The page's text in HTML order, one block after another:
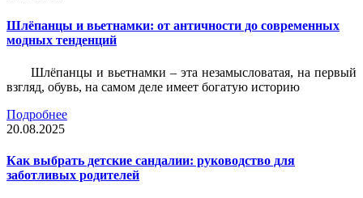
Шлёпанцы и вьетнамки: от античности до современных
модных тенденций
Шлёпанцы и вьетнамки – эта незамысловатая, на первый
взгляд, обувь, на самом деле имеет богатую историю
Подробнее
20.08.2025
Как выбрать детские сандалии: руководство для
заботливых родителей